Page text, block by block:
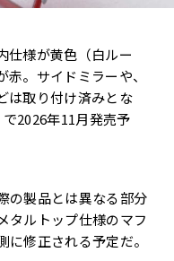
仕様が黄色（白ルー
。サイドミラーや、
は取り付け済みとな
2026年11月発売予
の製品とは異なる部分
タルトップ仕様のマフ
修正される予定だ。